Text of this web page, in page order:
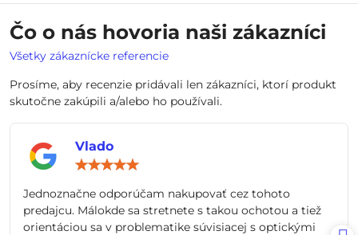
Čo o nás hovoria naši zákazníci
Všetky zákaznícke referencie
Prosíme, aby recenzie pridávali len zákazníci, ktorí produkt
skutočne zakúpili a/alebo ho používali.
Vlado
5
Jednoznačne odporúčam nakupovať cez tohoto
predajcu. Málokde sa stretnete s takou ochotou a tiež
orientáciou sa v problematike súvisiacej s optickými